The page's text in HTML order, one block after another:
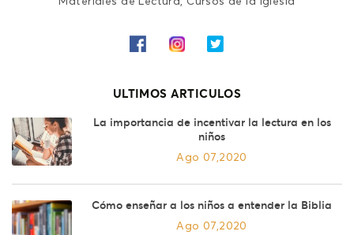
ULTIMOS ARTICULOS
La importancia de incentivar la lectura en los
niños
Ago 07,2020
Cómo enseñar a los niños a entender la Biblia
Ago 07,2020